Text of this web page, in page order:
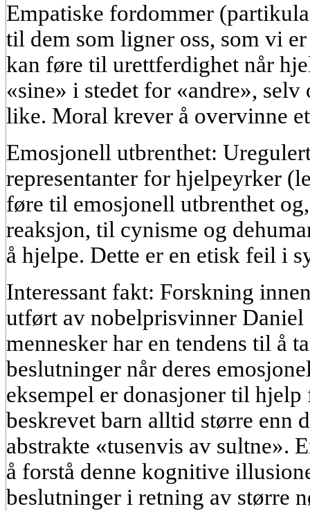
Empatiske fordommer
til dem som ligner oss, som vi
kan føre til urettferdighet når
«sine» i stedet for «andre»,
like. Moral krever å overvinne
Emosjonell utbrenthet:
representanter for hjelpeyrker
føre til emosjonell utbrenthet
reaksjon, til cynisme og
å hjelpe. Dette er en etisk feil i
Interessant fakt: Forskning
utført av nobelprisvinner Daniel
mennesker har en tendens til å
beslutninger når deres
eksempel er donasjoner til
beskrevet barn alltid større enn
abstrakte «tusenvis av sultne».
å forstå denne kognitive
beslutninger i retning av større